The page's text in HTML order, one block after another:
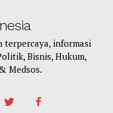
terpercaya, informasi
Bisnis, Hukum,
Medsos.